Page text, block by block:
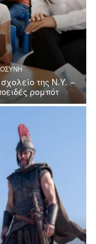
της Ν.Υ. –
ρομπότ